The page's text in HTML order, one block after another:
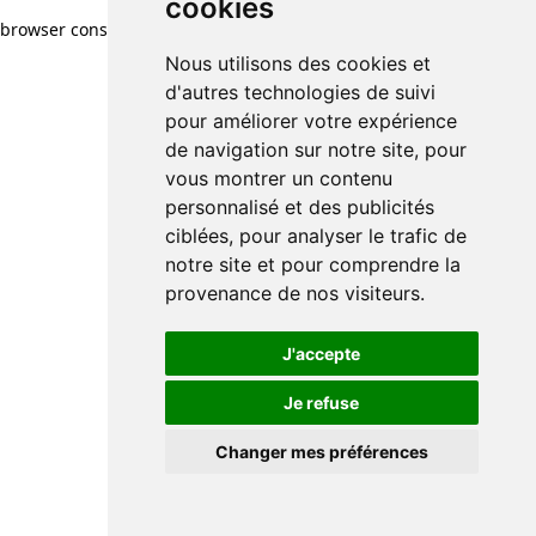
cookies
Nous utilisons des cookies et
d'autres technologies de suivi
pour améliorer votre expérience
de navigation sur notre site, pour
vous montrer un contenu
personnalisé et des publicités
ciblées, pour analyser le trafic de
notre site et pour comprendre la
provenance de nos visiteurs.
J'accepte
Je refuse
Changer mes préférences
browser console for more information)